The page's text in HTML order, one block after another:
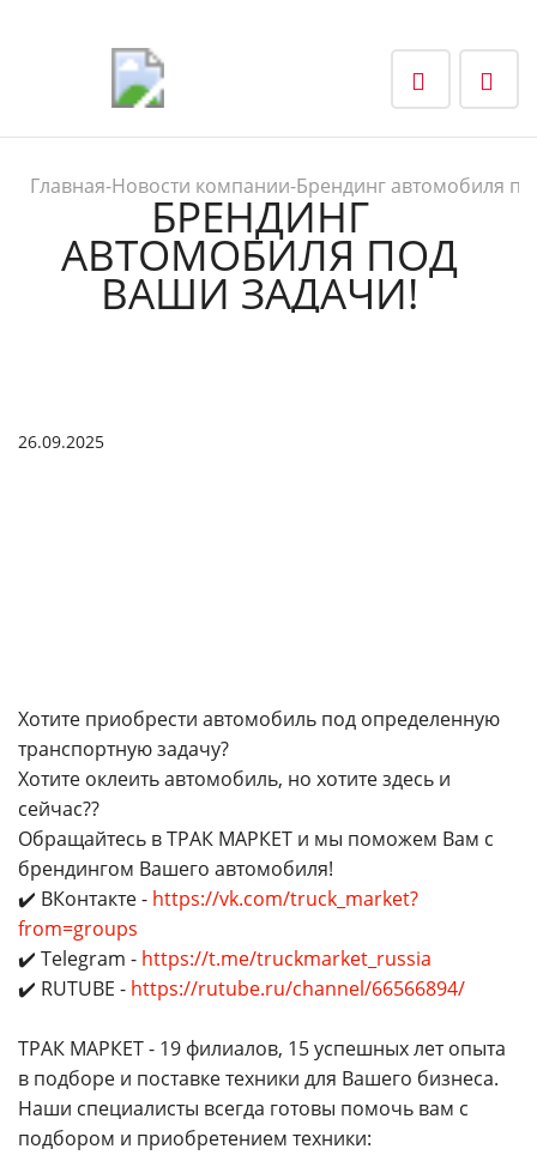
Главная-Новости компании-Брендинг автомобиля
БРЕНДИНГ
АВТОМОБИЛЯ ПОД
ВАШИ ЗАДАЧИ!
26.09.2025
Хотите приобрести автомобиль под определенную
транспортную задачу?
Хотите оклеить автомобиль, но хотите здесь и
сейчас??
Обращайтесь в ТРАК МАРКЕТ и мы поможем Вам с
брендингом Вашего автомобиля!
✔️ ВКонтакте - https://vk.com/truck_market?
from=groups
✔️ Telegram - https://t.me/truckmarket_russia
✔️ RUTUBE - https://rutube.ru/channel/66566894/
ТРАК МАРКЕТ - 19 филиалов, 15 успешных лет опыта
в подборе и поставке техники для Вашего бизнеса.
Наши специалисты всегда готовы помочь вам с
подбором и приобретением техники: